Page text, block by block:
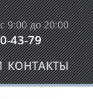
9:00 до 20:00
43-79
КОНТАКТЫ